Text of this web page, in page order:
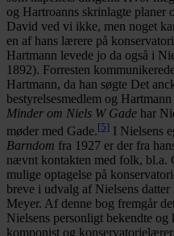
og Hartroanns skrinlagte planer
David ved vi ikke, men noget
en af hans lærere på
Hartmann levede jo da også i
1892). Forresten
Hartmann, da han søgte Det
bestyrelsesmedlem og
Minder om Niels W Gade har
møder med Gade.[5] I Nielsens
Barndom fra 1927 er der fra
nævnt kontakten med folk, bl.a.
mulige optagelse på
breve i udvalg af Nielsens
Meyer. Af denne bog fremgår
Nielsens personligt bekendte
komponist og